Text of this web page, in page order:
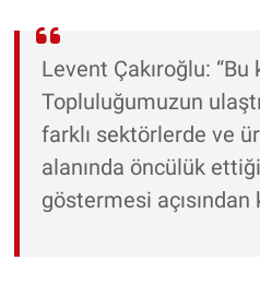
Levent Çakıroğlu: “Bu
Topluluğumuzun
farklı sektörlerde ve
alanında öncülük
göstermesi açısından